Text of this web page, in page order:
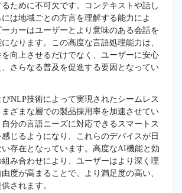
ために不可欠です。コンテキストや話し
は地域ごとの方言を理解する能力によ
ーカーはユーザーとより意味のある会話を
なります。この高度な言語処理能力は、
向上させるだけでなく、ユーザーに安心
さらなる普及を促進する要因となってい
NLP技術によって実現されたシームレス
ざまな層での製品採用率を加速させてい
分の言語ニーズに対応できるスマートス
じるようになり、これらのデバイスが日
存在となっています。高度なAI機能と効
み合わせにより、ユーザーはより深く理
度が高まることで、より満足度の高い、
されます。